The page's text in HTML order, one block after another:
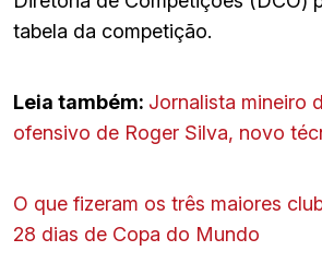
tabela da competição.
Leia também: Jornalista mineiro
ofensivo de Roger Silva, novo
O que fizeram os três maiores
28 dias de Copa do Mundo